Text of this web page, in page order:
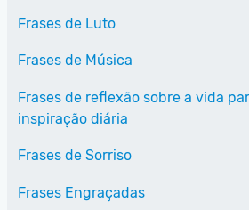
Frases de Luto
Frases de Música
Frases de reflexão sobre a vida
inspiração diária
Frases de Sorriso
Frases Engraçadas